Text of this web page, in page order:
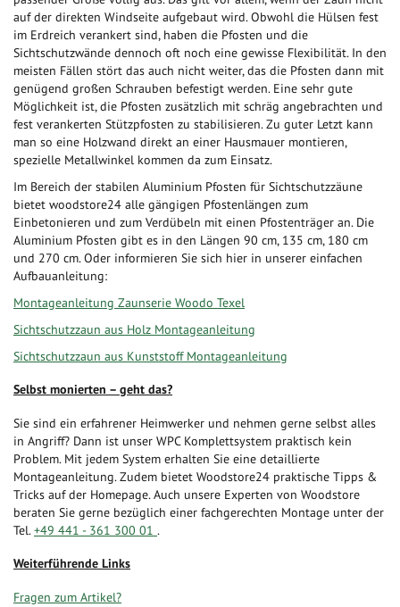
auf der direkten Windseite aufgebaut wird. Obwohl die Hülsen fest
im Erdreich verankert sind, haben die Pfosten und die
Sichtschutzwände dennoch oft noch eine gewisse Flexibilität. In den
meisten Fällen stört das auch nicht weiter, das die Pfosten dann mit
genügend großen Schrauben befestigt werden. Eine sehr gute
Möglichkeit ist, die Pfosten zusätzlich mit schräg angebrachten und
fest verankerten Stützpfosten zu stabilisieren. Zu guter Letzt kann
man so eine Holzwand direkt an einer Hausmauer montieren,
spezielle Metallwinkel kommen da zum Einsatz.
Im Bereich der stabilen Aluminium Pfosten für Sichtschutzzäune
bietet woodstore24 alle gängigen Pfostenlängen zum
Einbetonieren und zum Verdübeln mit einen Pfostenträger an. Die
Aluminium Pfosten gibt es in den Längen 90 cm, 135 cm, 180 cm
und 270 cm. Oder informieren Sie sich hier in unserer einfachen
Aufbauanleitung:
Montageanleitung Zaunserie Woodo Texel
Sichtschutzzaun aus Holz Montageanleitung
Sichtschutzzaun aus Kunststoff Montageanleitung
Selbst monierten – geht das?
Sie sind ein erfahrener Heimwerker und nehmen gerne selbst alles
in Angriff? Dann ist unser WPC Komplettsystem praktisch kein
Problem. Mit jedem System erhalten Sie eine detaillierte
Montageanleitung. Zudem bietet Woodstore24 praktische Tipps &
Tricks auf der Homepage. Auch unsere Experten von Woodstore
beraten Sie gerne bezüglich einer fachgerechten Montage unter der
Tel.+49 441 - 361 300 01 .
Weiterführende Links
Fragen zum Artikel?